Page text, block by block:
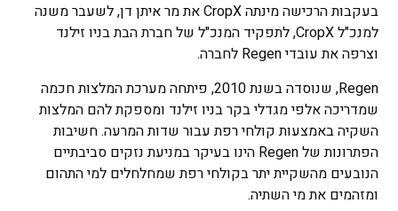
בעקבות הרכישה מינתה CropX את מר איתן דן, לשעבר משנה
למנכ"ל CropX, לתפקיד המנכ"ל של חברת הבת בניו זילנד
וצרפה את עובדי Regen לחברה.
Regen, שנוסדה בשנת 2010, פיתחה מערכת המלצות חכמה
שמדריכה אלפי מגדלי בקר בניו זילנד ומספקת להם המלצות
השקיה באמצעות קולחי רפת עבור שדות המרעה. חשיבות
הפתרונות של Regen הינו בעיקר במניעת נזקים סביבתיים
הנובעים מהשקיית יתר בקולחי רפת שמחלחלים למי התהום
ומזהמים את מי השתיה.